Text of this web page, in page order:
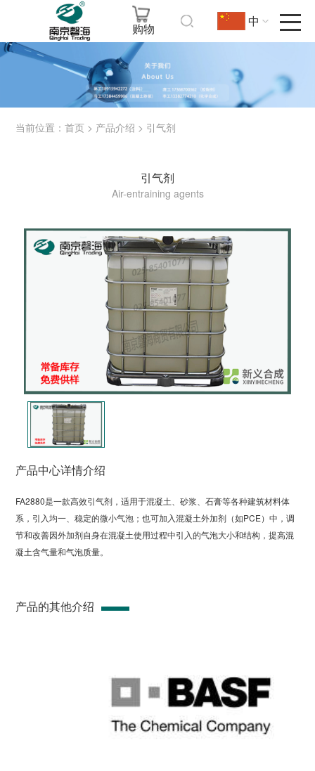
购物 中
当前位置：首页 > 产品介绍 > 引气剂
引气剂
Air-entraining agents
产品中心详情介绍
FA2880是一款高效引气剂，适用于混凝土、砂浆、石膏等各种建筑材料体
系，引入均一、稳定的微小气泡；也可加入混凝土外加剂（如PCE）中，调
节和改善因外加剂自身在混凝土使用过程中引入的气泡大小和结构，提高混
凝土含气量和气泡质量。
产品的其他介绍